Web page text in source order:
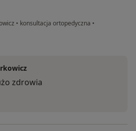
• konsultacja ortopedyczna •
zdrowia